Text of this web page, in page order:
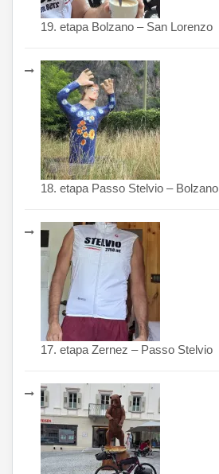
19. etapa Bolzano – San Lorenzo
18. etapa Passo Stelvio – Bolzano
17. etapa Zernez – Passo Stelvio